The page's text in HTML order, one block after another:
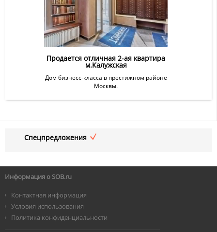
Продается отличная 2-ая квартира
м.Калужская
Дом бизнесс-класса в престижном районе
Москвы.
Спецпредложения
Информация о SOB.ru
Контактная информация
Условия использования
Политика конфиденциальности